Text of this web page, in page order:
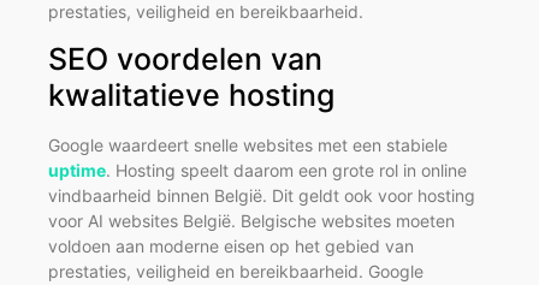
prestaties, veiligheid en bereikbaarheid.
SEO voordelen van
kwalitatieve hosting
Google waardeert snelle websites met een stabiele
uptime. Hosting speelt daarom een grote rol in online
vindbaarheid binnen België. Dit geldt ook voor hosting
voor AI websites België. Belgische websites moeten
voldoen aan moderne eisen op het gebied van
prestaties, veiligheid en bereikbaarheid. Google